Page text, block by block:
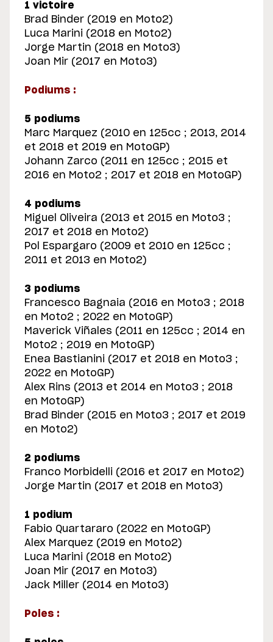
1 victoire
Brad Binder (2019 en Moto2)
Luca Marini (2018 en Moto2)
Jorge Martin (2018 en Moto3)
Joan Mir (2017 en Moto3)
Podiums :
5 podiums
Marc Marquez (2010 en 125cc ; 2013, 2014
et 2018 et 2019 en MotoGP)
Johann Zarco (2011 en 125cc ; 2015 et
2016 en Moto2 ; 2017 et 2018 en MotoGP)
4 podiums
Miguel Oliveira (2013 et 2015 en Moto3 ;
2017 et 2018 en Moto2)
Pol Espargaro (2009 et 2010 en 125cc ;
2011 et 2013 en Moto2)
3 podiums
Francesco Bagnaia (2016 en Moto3 ; 2018
en Moto2 ; 2022 en MotoGP)
Maverick Viñales (2011 en 125cc ; 2014 en
Moto2 ; 2019 en MotoGP)
Enea Bastianini (2017 et 2018 en Moto3 ;
2022 en MotoGP)
Alex Rins (2013 et 2014 en Moto3 ; 2018
en MotoGP)
Brad Binder (2015 en Moto3 ; 2017 et 2019
en Moto2)
2 podiums
Franco Morbidelli (2016 et 2017 en Moto2)
Jorge Martin (2017 et 2018 en Moto3)
1 podium
Fabio Quartararo (2022 en MotoGP)
Alex Marquez (2019 en Moto2)
Luca Marini (2018 en Moto2)
Joan Mir (2017 en Moto3)
Jack Miller (2014 en Moto3)
Poles :